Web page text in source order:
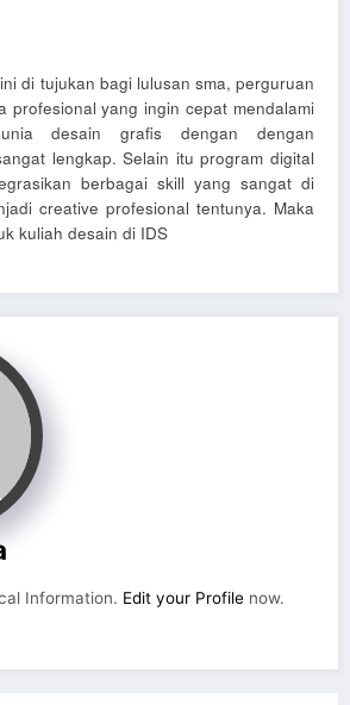
di tujukan bagi lulusan sma, perguruan
profesional yang ingin cepat mendalami
desain grafis dengan dengan
lengkap. Selain itu program digital
berbagai skill yang sangat di
creative profesional tentunya. Maka
kuliah desain di IDS
Information. Edit your Profile now.